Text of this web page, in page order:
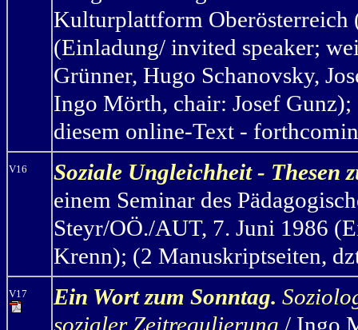
Kulturplattform Oberösterreich
(Einladung/ invited speaker;
Grünner, Hugo Schanovsky,
Ingo Mörth, chair: Josef
diesem online-Text -
V16
Soziale Ungleichheit - Thesen
einem Seminar des
Steyr/OÖ./AUT, 7. Juni 1986
Krenn); (2 Manuskriptseiten,
V17 Ein Wort zum Sonntag.
sozialer Zeitregulierung / Ingo